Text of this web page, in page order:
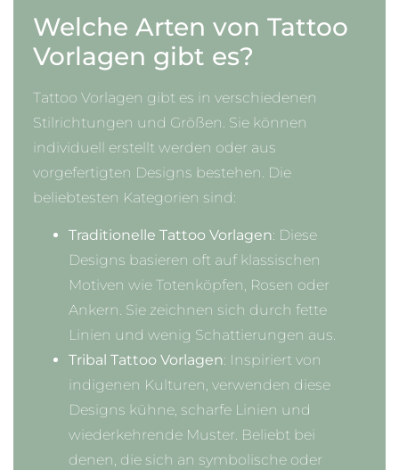
Welche Arten von Tattoo
Vorlagen gibt es?
Tattoo Vorlagen gibt es in verschiedenen
Stilrichtungen und Größen. Sie können
individuell erstellt werden oder aus
vorgefertigten Designs bestehen. Die
beliebtesten Kategorien sind:
Traditionelle Tattoo Vorlagen: Diese
Designs basieren oft auf klassischen
Motiven wie Totenköpfen, Rosen oder
Ankern. Sie zeichnen sich durch fette
Linien und wenig Schattierungen aus.
Tribal Tattoo Vorlagen: Inspiriert von
indigenen Kulturen, verwenden diese
Designs kühne, scharfe Linien und
wiederkehrende Muster. Beliebt bei
denen, die sich an symbolische oder